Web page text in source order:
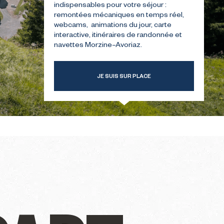
GUIDE POUR VOTRE
PREMIÈRE ÉTÉ
indispensables pour votre séjour :
remontées mécaniques en temps réel,
webcams, animations du jour, carte
interactive, itinéraires de randonnée et
navettes Morzine–Avoriaz.
JE SUIS SUR PLACE